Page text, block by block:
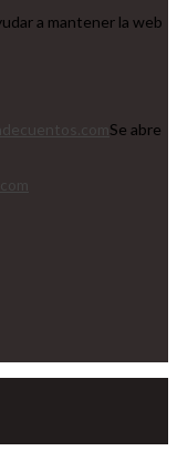
a mantener la web
Se abre